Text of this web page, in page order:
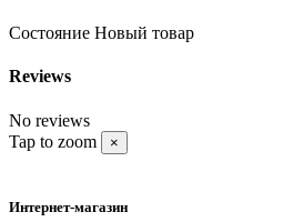
Состояние Новый товар
Reviews
No reviews
Tap to zoom
×
Интернет-магазин